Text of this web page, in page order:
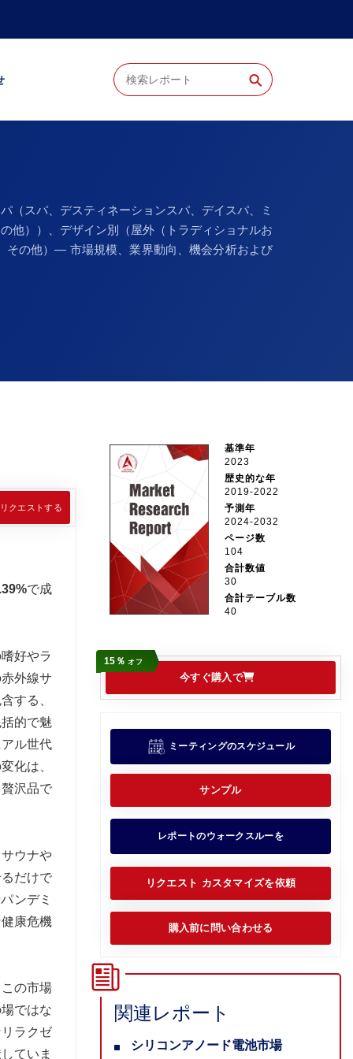
⚲
（スパ、デスティネーションスパ、デイスパ、ミ
他））、デザイン別（屋外（トラディショナルお
その他）— 市場規模、業界動向、機会分析および
クエストする
で成
好やラ
外線サ
する、
的で魅
ル世代
化は、
沢品で
ウナや
だけで
ンデミ
康危機
の市場
ではな
ラクゼ
ていま
基準年
2023
歴史的な年
2019-2022
予測年
2024-2032
ページ数
104
合計数値
30
合計テーブル数
40
今すぐ購入で
15％ オフ
ミーティングのスケジュール
サンプル
レポートのウォークスルーを
リクエスト カスタマイズを依頼
購入前に問い合わせる
関連レポート
シリコンアノード電池市場